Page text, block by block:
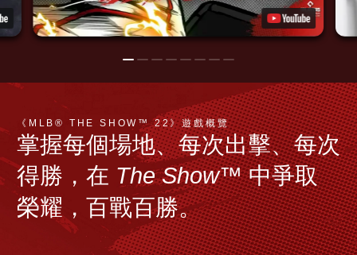
《MLB® THE SHOW™ 22》遊戲概覽
掌握每個場地、每次出擊、每次
得勝，在 The Show™中爭取
榮耀，百戰百勝。